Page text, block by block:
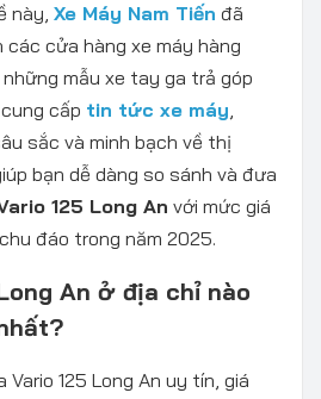
này, Xe Máy Nam Tiến đã
cửa hàng xe máy hàng
mẫu xe tay ga trả góp
cấp tin tức xe máy,
sắc và minh bạch về thị
bạn dễ dàng so sánh và đưa
125 Long An với mức giá
đáo trong năm 2025.
An ở địa chỉ nào
125 Long An uy tín, giá